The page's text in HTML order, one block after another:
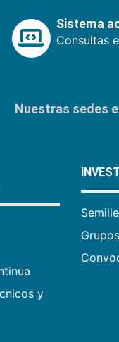
Sistema
Consultas
Nuestras sedes
y
Grupos